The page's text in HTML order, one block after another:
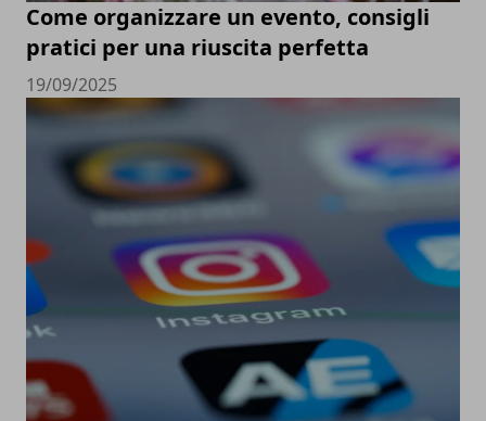
Come organizzare un evento, consigli
pratici per una riuscita perfetta
19/09/2025